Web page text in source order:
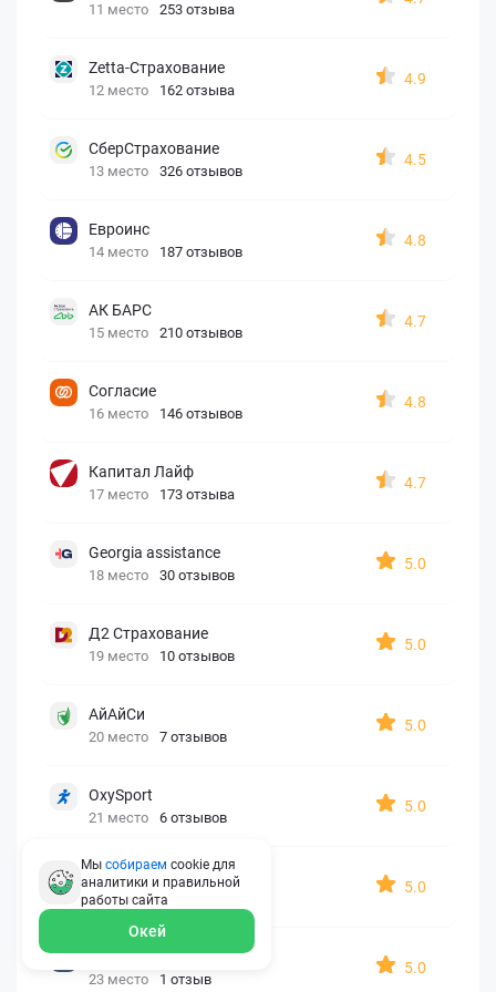
11 место 253 отзыва
Zetta-Страхование
12 место 162 отзыва
4.9
СберСтрахование
13 место 326 отзывов
4.5
Евроинс
14 место 187 отзывов
4.8
АК БАРС
15 место 210 отзывов
4.7
Согласие
16 место 146 отзывов
4.8
Капитал Лайф
17 место 173 отзыва
4.7
Georgia assistance
18 место 30 отзывов
5.0
Д2 Страхование
19 место 10 отзывов
5.0
АйАйСи
20 место 7 отзывов
5.0
OxySport
21 место 6 отзывов
5.0
ERGO AXA
22 место 2 отзыва
5.0
Oxy Travel Premium
23 место 1 отзыв
5.0
Мы собираем cookie для
аналитики и правильной
работы сайта
Окей